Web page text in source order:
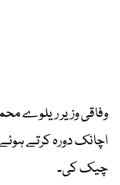
وفاقی وزیر ریلوے
اچانک دورہ کرتے
چیک کی۔